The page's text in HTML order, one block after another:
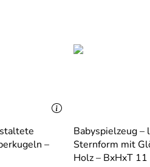
–
Babyspielzeug
Sternform mit
Holz – BxHxT